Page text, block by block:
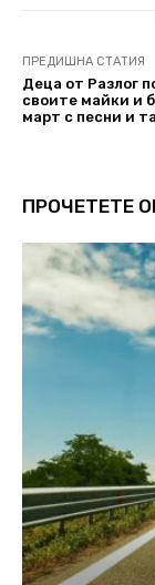
ПРЕДИШНА СТАТИЯ
Деца от Разлог
своите майки и
март с песни и
ПРОЧЕТЕТЕ